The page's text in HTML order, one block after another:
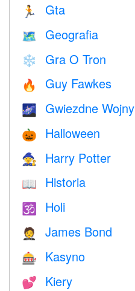
🏃 Gta
🗺 Geografia
❄️ Gra O Tron
🔥 Guy Fawkes
🌌 Gwiezdne Wojny
🎃 Halloween
🧙 Harry Potter
📖 Historia
🕉 Holi
🤵 James Bond
🎰 Kasyno
💕 Kiery